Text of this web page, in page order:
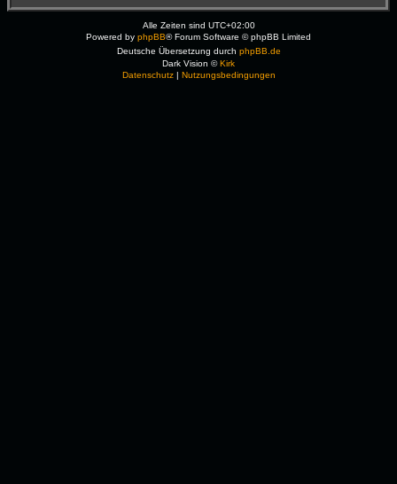
Alle Zeiten sind UTC+02:00
Powered by phpBB® Forum Software © phpBB Limited
Deutsche Übersetzung durch phpBB.de
Dark Vision ©Kirk
Datenschutz| Nutzungsbedingungen